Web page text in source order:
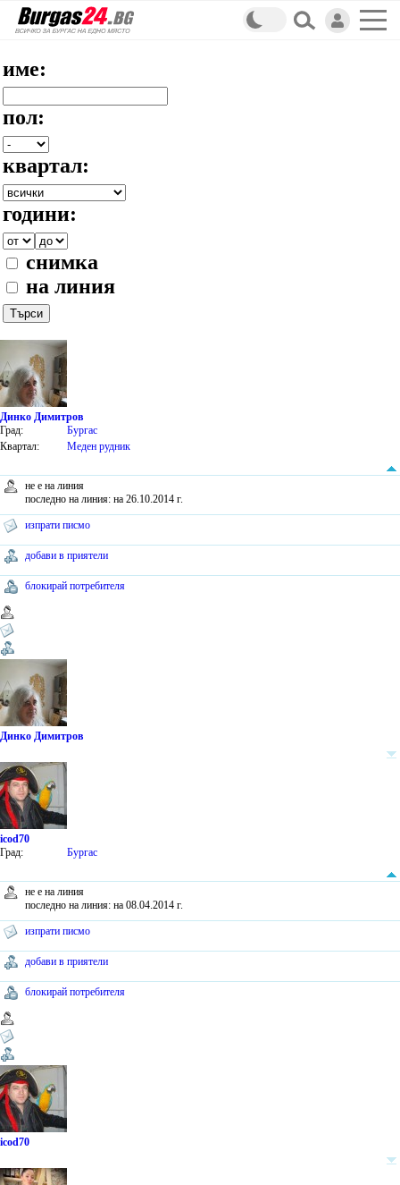
име:
пол:
квартал:
години:
снимка
на линия
Динко Димитров
Град:
Бургас
Квартал:
Меден рудник
не е на линия
последно на линия: на 26.10.2014 г.
изпрати писмо
добави в приятели
блокирай потребителя
Динко Димитров
icod70
Град:
Бургас
не е на линия
последно на линия: на 08.04.2014 г.
изпрати писмо
добави в приятели
блокирай потребителя
icod70